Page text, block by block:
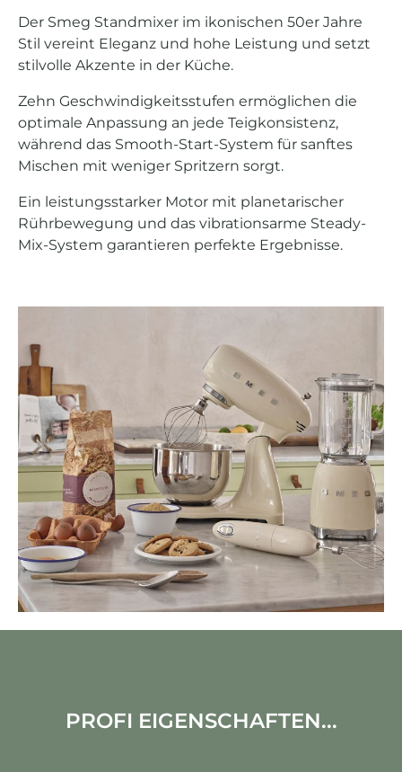
Der Smeg Standmixer im ikonischen 50er Jahre
Stil vereint Eleganz und hohe Leistung und setzt
stilvolle Akzente in der Küche.
Zehn Geschwindigkeitsstufen ermöglichen die
optimale Anpassung an jede Teigkonsistenz,
während das Smooth-Start-System für sanftes
Mischen mit weniger Spritzern sorgt.
Ein leistungsstarker Motor mit planetarischer
Rührbewegung und das vibrationsarme Steady-
Mix-System garantieren perfekte Ergebnisse.
PROFI EIGENSCHAFTEN...